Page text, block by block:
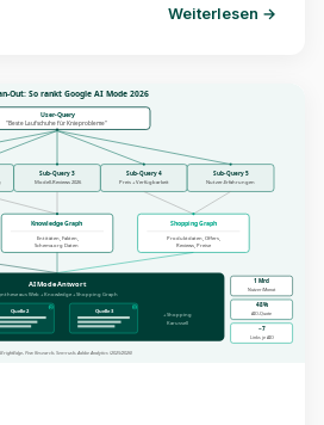
Weiterlesen →
Out: So rankt Google AI Mode 2026
User-Query
"Beste Laufschuhe für Knieprobleme"
Sub-Query 3
Modell-Reviews 2026
Sub-Query 4
Preis + Verfügbarkeit
Sub-Query 5
Nutzer-Erfahrungen
Knowledge Graph
Entitäten, Fakten,
Schema.org Daten
Shopping Graph
Produktdaten, Offers,
Reviews, Preise
AI Mode Antwort
aus Web + Knowledge + Shopping Graph
Quelle 2
2
Quelle 3
+ Shopping
Karussell
1 Mrd
Nutzer/Monat
48%
AIO-Quote
~7
Links je AIO
Pew Research, Semrush, Adobe Analytics (2025/2026)